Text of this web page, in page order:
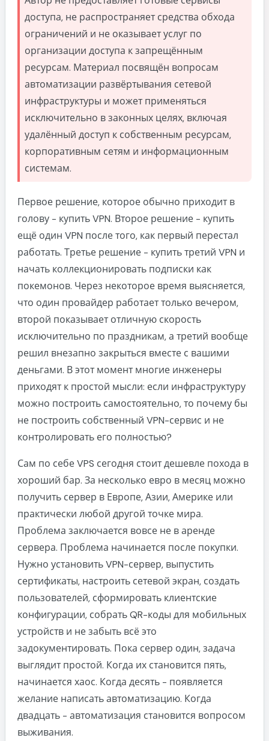
доступа, не распространяет средства обхода
ограничений и не оказывает услуг по
организации доступа к запрещённым
ресурсам. Материал посвящён вопросам
автоматизации развёртывания сетевой
инфраструктуры и может применяться
исключительно в законных целях, включая
удалённый доступ к собственным ресурсам,
корпоративным сетям и информационным
системам.
Первое решение, которое обычно приходит в
голову - купить VPN. Второе решение - купить
ещё один VPN после того, как первый перестал
работать. Третье решение - купить третий VPN и
начать коллекционировать подписки как
покемонов. Через некоторое время выясняется,
что один провайдер работает только вечером,
второй показывает отличную скорость
исключительно по праздникам, а третий вообще
решил внезапно закрыться вместе с вашими
деньгами. В этот момент многие инженеры
приходят к простой мысли: если инфраструктуру
можно построить самостоятельно, то почему бы
не построить собственный VPN-сервис и не
контролировать его полностью?
Сам по себе VPS сегодня стоит дешевле похода в
хороший бар. За несколько евро в месяц можно
получить сервер в Европе, Азии, Америке или
практически любой другой точке мира.
Проблема заключается вовсе не в аренде
сервера. Проблема начинается после покупки.
Нужно установить VPN-сервер, выпустить
сертификаты, настроить сетевой экран, создать
пользователей, сформировать клиентские
конфигурации, собрать QR-коды для мобильных
устройств и не забыть всё это
задокументировать. Пока сервер один, задача
выглядит простой. Когда их становится пять,
начинается хаос. Когда десять - появляется
желание написать автоматизацию. Когда
двадцать - автоматизация становится вопросом
выживания.